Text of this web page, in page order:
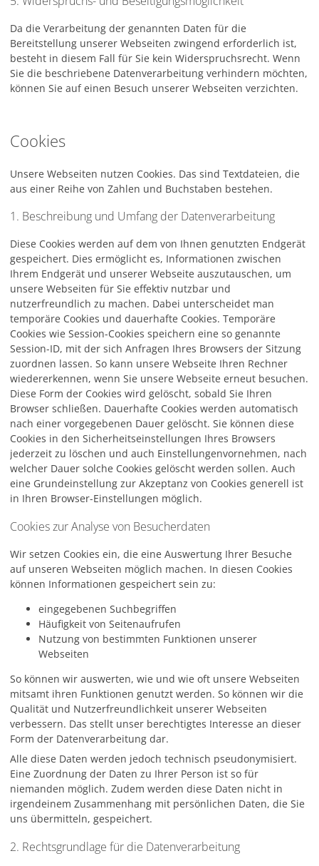
Da die Verarbeitung der genannten Daten für die
Bereitstellung unserer Webseiten zwingend erforderlich ist,
besteht in diesem Fall für Sie kein Widerspruchsrecht. Wenn
Sie die beschriebene Datenverarbeitung verhindern möchten,
können Sie auf einen Besuch unserer Webseiten verzichten.
Cookies
Unsere Webseiten nutzen Cookies. Das sind Textdateien, die
aus einer Reihe von Zahlen und Buchstaben bestehen.
1. Beschreibung und Umfang der Datenverarbeitung
Diese Cookies werden auf dem von Ihnen genutzten Endgerät
gespeichert. Dies ermöglicht es, Informationen zwischen
Ihrem Endgerät und unserer Webseite auszutauschen, um
unsere Webseiten für Sie effektiv nutzbar und
nutzerfreundlich zu machen. Dabei unterscheidet man
temporäre Cookies und dauerhafte Cookies. Temporäre
Cookies wie Session-Cookies speichern eine so genannte
Session-ID, mit der sich Anfragen Ihres Browsers der Sitzung
zuordnen lassen. So kann unsere Webseite Ihren Rechner
wiedererkennen, wenn Sie unsere Webseite erneut besuchen.
Diese Form der Cookies wird gelöscht, sobald Sie Ihren
Browser schließen. Dauerhafte Cookies werden automatisch
nach einer vorgegebenen Dauer gelöscht. Sie können diese
Cookies in den Sicherheitseinstellungen Ihres Browsers
jederzeit zu löschen und auch Einstellungenvornehmen, nach
welcher Dauer solche Cookies gelöscht werden sollen. Auch
eine Grundeinstellung zur Akzeptanz von Cookies generell ist
in Ihren Browser-Einstellungen möglich.
Cookies zur Analyse von Besucherdaten
Wir setzen Cookies ein, die eine Auswertung Ihrer Besuche
auf unseren Webseiten möglich machen. In diesen Cookies
können Informationen gespeichert sein zu:
eingegebenen Suchbegriffen
Häufigkeit von Seitenaufrufen
Nutzung von bestimmten Funktionen unserer
Webseiten
So können wir auswerten, wie und wie oft unsere Webseiten
mitsamt ihren Funktionen genutzt werden. So können wir die
Qualität und Nutzerfreundlichkeit unserer Webseiten
verbessern. Das stellt unser berechtigtes Interesse an dieser
Form der Datenverarbeitung dar.
Alle diese Daten werden jedoch technisch pseudonymisiert.
Eine Zuordnung der Daten zu Ihrer Person ist so für
niemanden möglich. Zudem werden diese Daten nicht in
irgendeinem Zusammenhang mit persönlichen Daten, die Sie
uns übermitteln, gespeichert.
2. Rechtsgrundlage für die Datenverarbeitung